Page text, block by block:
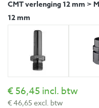
CMT verlenging 12 mm >
12 mm
56,45 incl. btw
46,65 excl. btw